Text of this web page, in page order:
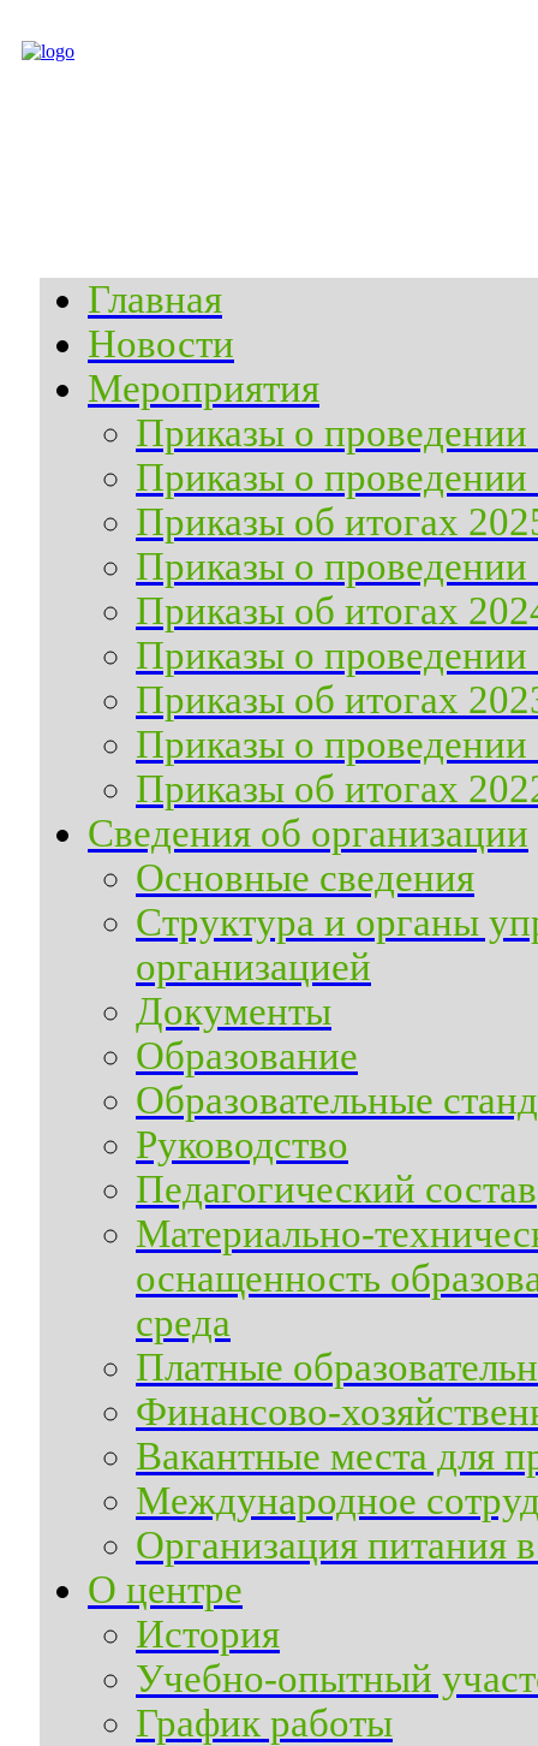
Главная
Новости
Мероприятия
Приказы о проведении
Приказы о проведении
Приказы об итогах
Приказы о проведении
Приказы об итогах
Приказы о проведении
Приказы об итогах
Приказы о проведении
Приказы об итогах
Сведения об организации
Основные сведения
Структура и органы
организацией
Документы
Образование
Образовательные
Руководство
Педагогический состав
Материально-
оснащенность
среда
Платные
Финансово-
Вакантные места для
Международное
Организация питания
О центре
История
Учебно-опытный
График работы